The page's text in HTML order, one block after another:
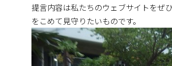
提言内容は私たちのウェブサイトをぜ
をこめて見守りたいものです。